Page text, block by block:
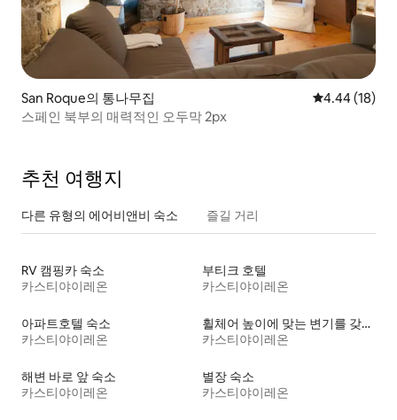
San Roque의 통나무집 평점 4.44점(5
4.44 (18)
스페인 북부의 매력적인 오두막 2px
추천 여행지
다른 유형의 에어비앤비 숙소 즐길 거리
RV 캠핑카 숙소
카스티야이레온
부티크 호텔
카스티야이레온
아파트호텔 숙소
카스티야이레온
휠체어 높이에 맞는 변기를 갖춘 숙소
카스티야이레온
해변 바로 앞 숙소
카스티야이레온
별장 숙소
카스티야이레온